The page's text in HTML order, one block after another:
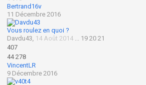
Bertrand16v
11 Décembre 2016
Vous roulez en quoi ?
Davdu43, 14 Août 2014 ... 19 20 21
407
44 278
VincentLR
9 Décembre 2016